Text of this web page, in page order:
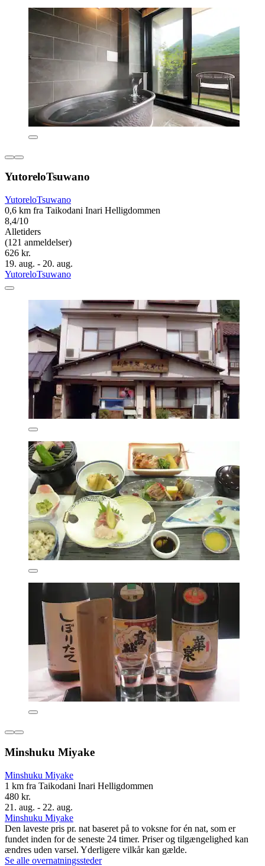
YutoreloTsuwano
YutoreloTsuwano
0,6 km fra Taikodani Inari Helligdommen
8,4/10
Alletiders
(121 anmeldelser)
626 kr.
19. aug. - 20. aug.
YutoreloTsuwano
Minshuku Miyake
Minshuku Miyake
1 km fra Taikodani Inari Helligdommen
480 kr.
21. aug. - 22. aug.
Minshuku Miyake
Den laveste pris pr. nat baseret på to voksne for én nat, som er
fundet inden for de seneste 24 timer. Priser og tilgængelighed kan
ændres uden varsel. Yderligere vilkår kan gælde.
Se alle overnatningssteder